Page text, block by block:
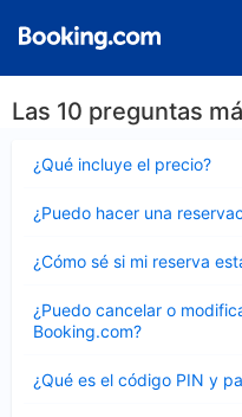
Las 10 preguntas
¿Qué incluye el precio?
cerrado
¿Puedo hacer una
cerrado
¿Cómo sé si mi reserva
cerrado
¿Puedo cancelar o
Booking.com?
cerrado
¿Qué es el código PIN y
cerrado